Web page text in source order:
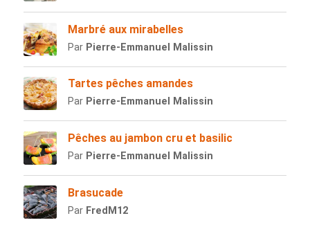
Marbré aux mirabelles
Par Pierre-Emmanuel Malissin
Tartes pêches amandes
Par Pierre-Emmanuel Malissin
Pêches au jambon cru et basilic
Par Pierre-Emmanuel Malissin
Brasucade
Par FredM12